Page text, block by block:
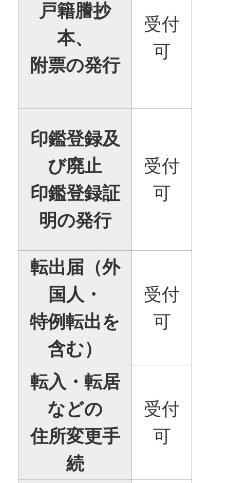
戸籍謄抄
本、
附票の発行
受付
可
印鑑登録及
び廃止
印鑑登録証
明の発行
受付
可
転出届（外
国人・
特例転出を
含む）
受付
可
転入・転居
などの
住所変更手
続
受付
可